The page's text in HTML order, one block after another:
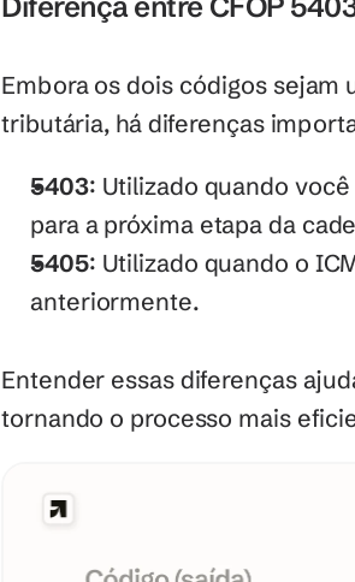
Embora os dois códigos
tributária, há diferenças
5403: Utilizado quando
para a próxima etapa da
5405: Utilizado quando o
anteriormente.
Entender essas diferenças
tornando o processo mais